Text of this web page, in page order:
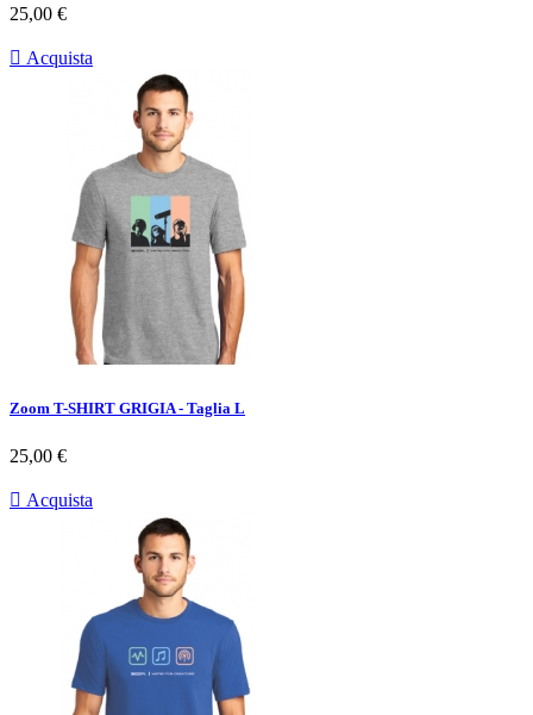
Prezzo
25,00 €
 Acquista
Zoom T-SHIRT GRIGIA - Taglia L
Prezzo
25,00 €
 Acquista